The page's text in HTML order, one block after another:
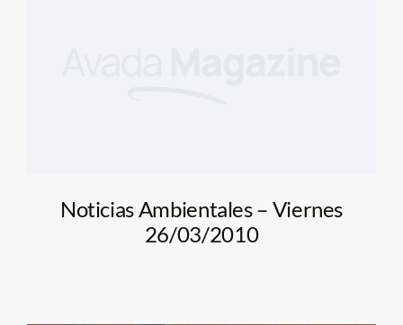
Noticias Ambientales – Viernes
26/03/2010